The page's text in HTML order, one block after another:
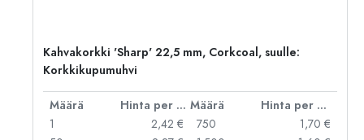
Kahvakorkki 'Sharp' 22,5 mm, Corkcoal, suulle:
Korkkikupumuhvi
Määrä Hinta per kpl Määrä
Hinta per kpl
1
2,42 €
750
1,70 €